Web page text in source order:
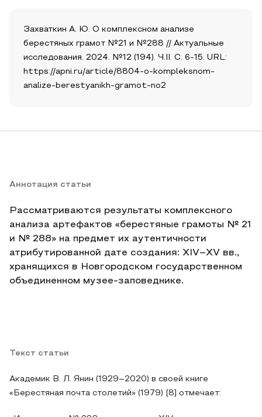
Захваткин А. Ю. О комплексном анализе
берестяных грамот №21 и №288 // Актуальные
исследования. 2024. №12 (194). Ч.II. С. 6-15. URL:
https://apni.ru/article/8804-o-kompleksnom-
analize-berestyanikh-gramot-no2
Аннотация статьи
Рассматриваются результаты комплексного
анализа артефактов «берестяные грамоты № 21
и № 288» на предмет их аутентичности
атрибутированной дате создания: XIV–ХV вв.,
хранящихся в Новгородском государственном
объединенном музее-заповеднике.
Текст статьи
Академик В. Л. Янин (1929–2020) в своей книге
«Берестяная почта столетий» (1979) [8] отмечает: